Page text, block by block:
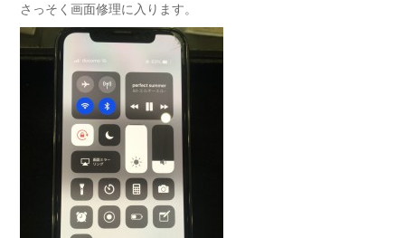
さっそく画面修理に入ります。